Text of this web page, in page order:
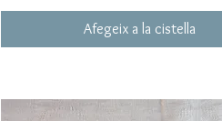
Afegeix a la cistella